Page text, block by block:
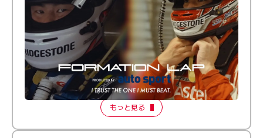
倒す相手を、信じてる。小林利徠斗 × 野村勇斗
【FORMATION LAP Produced by auto sport】
2026 Episode 2
もっと見る